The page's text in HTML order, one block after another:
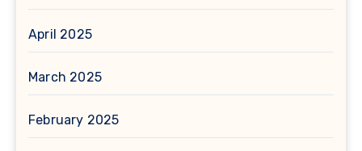
April 2025
March 2025
February 2025